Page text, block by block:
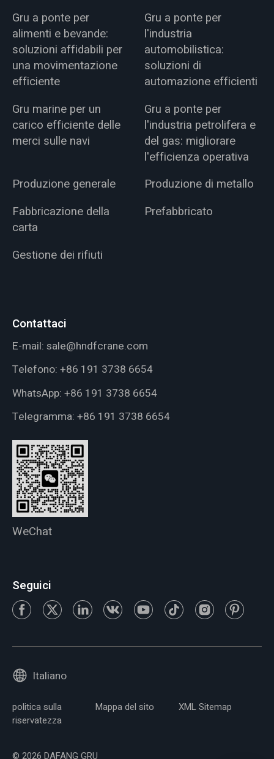
Gru a ponte per
alimenti e bevande:
soluzioni affidabili per
una movimentazione
efficiente
Gru a ponte per
l'industria
automobilistica:
soluzioni di
automazione efficienti
Gru marine per un
carico efficiente delle
merci sulle navi
Gru a ponte per
l'industria petrolifera e
del gas: migliorare
l'efficienza operativa
Produzione generale
Produzione di metallo
Fabbricazione della
carta
Prefabbricato
Gestione dei rifiuti
Contattaci
E-mail: sale@hndfcrane.com
Telefono: +86 191 3738 6654
WhatsApp: +86 191 3738 6654
Telegramma: +86 191 3738 6654
WeChat
Seguici
Italiano
politica sulla
riservatezza
Mappa del sito XML Sitemap
© 2026 DAFANG GRU